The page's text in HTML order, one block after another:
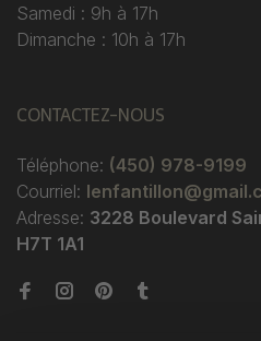
Samedi : 9h à 17h
Dimanche : 10h à 17h
CONTACTEZ-NOUS
Téléphone: (450) 978-9199
Courriel:
Adresse: 3228 Boulevard
H7T 1A1